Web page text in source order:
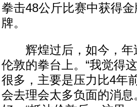
拳击48公斤比赛中获得
牌。
辉煌过后，如今，年
伦敦的拳台上。“我觉得
很多，主要是压力比4年
会去理会太多负面的消